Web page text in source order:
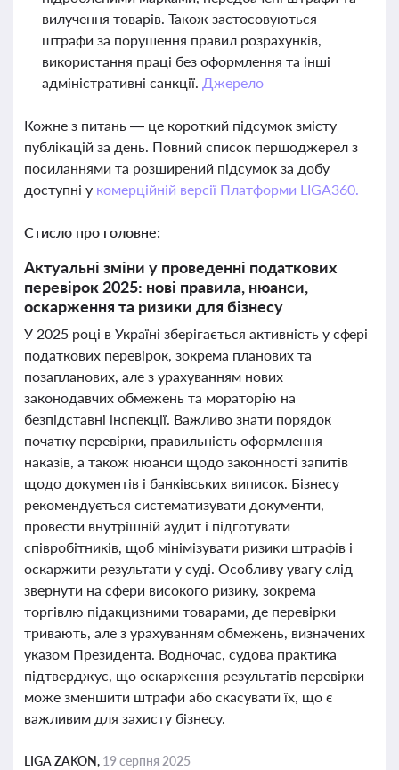
вилучення товарів. Також застосовуються
штрафи за порушення правил розрахунків,
використання праці без оформлення та інші
адміністративні санкції. Джерело
Кожне з питань — це короткий підсумок змісту
публікацій за день. Повний список першоджерел з
посиланнями та розширений підсумок за добу
доступні у комерційній версії Платформи LIGA360.
Стисло про головне:
Актуальні зміни у проведенні податкових
перевірок 2025: нові правила, нюанси,
оскарження та ризики для бізнесу
У 2025 році в Україні зберігається активність у сфері
податкових перевірок, зокрема планових та
позапланових, але з урахуванням нових
законодавчих обмежень та мораторію на
безпідставні інспекції. Важливо знати порядок
початку перевірки, правильність оформлення
наказів, а також нюанси щодо законності запитів
щодо документів і банківських виписок. Бізнесу
рекомендується систематизувати документи,
провести внутрішній аудит і підготувати
співробітників, щоб мінімізувати ризики штрафів і
оскаржити результати у суді. Особливу увагу слід
звернути на сфери високого ризику, зокрема
торгівлю підакцизними товарами, де перевірки
тривають, але з урахуванням обмежень, визначених
указом Президента. Водночас, судова практика
підтверджує, що оскарження результатів перевірки
може зменшити штрафи або скасувати їх, що є
важливим для захисту бізнесу.
LIGA ZAKON, 19 серпня 2025